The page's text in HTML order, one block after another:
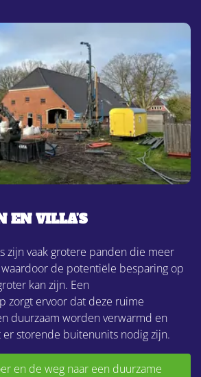
EN VILLA’S
zijn vaak grotere panden die meer
de potentiële besparing op
kan zijn. Een
zorgt ervoor dat deze ruime
duurzaam worden verwarmd en
storende buitenunits nodig zijn.
en de weg naar een duurzame